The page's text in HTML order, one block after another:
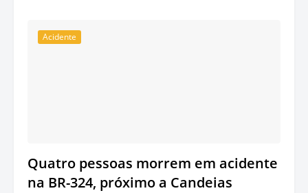
Acidente
Quatro pessoas morrem em acidente
na BR-324, próximo a Candeias